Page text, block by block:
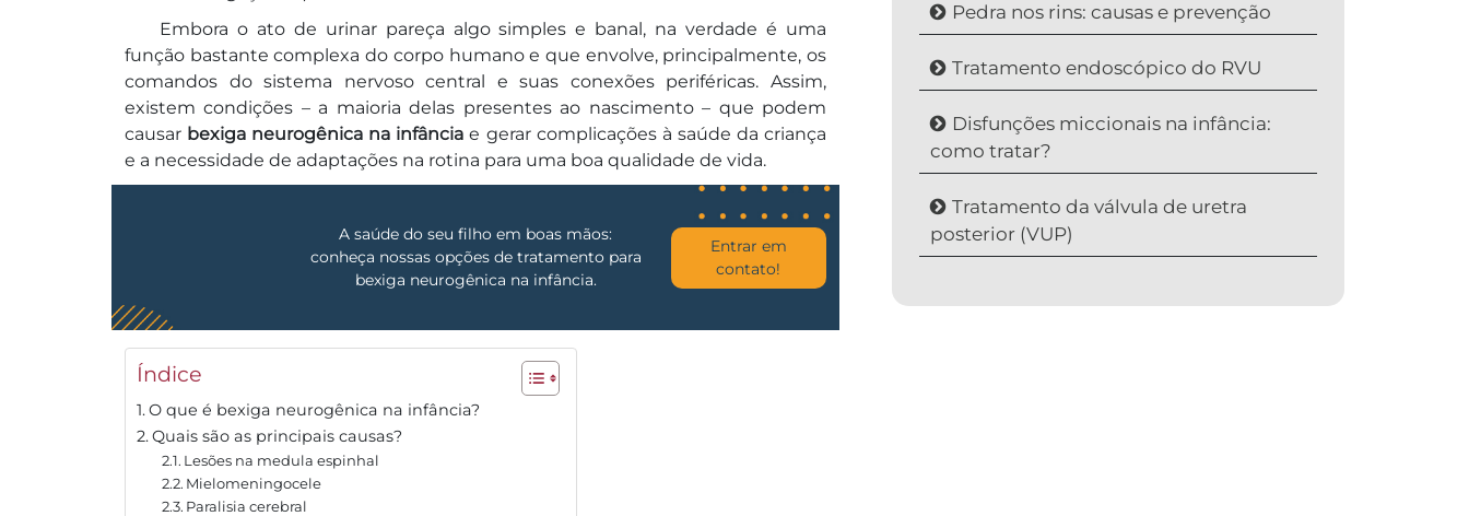
Embora o ato de urinar pareça algo simples e banal, na verdade é uma
função bastante complexa do corpo humano e que envolve, principalmente, os
comandos do sistema nervoso central e suas conexões periféricas. Assim,
existem condições – a maioria delas presentes ao nascimento – que podem
causar bexiga neurogênica na infânciae gerar complicações à saúde da criança
e a necessidade de adaptações na rotina para uma boa qualidade de vida.
A saúde do seu filho em boas mãos:
conheça nossas opções de tratamento para
bexiga neurogênica na infância.
Entrar em
contato!
Índice
O que é bexiga neurogênica na infância?
Quais são as principais causas?
Lesões na medula espinhal
Mielomeningocele
Paralisia cerebral
Pedra nos rins: causas e prevenção
Tratamento endoscópico do RVU
Disfunções miccionais na infância:
como tratar?
Tratamento da válvula de uretra
posterior (VUP)